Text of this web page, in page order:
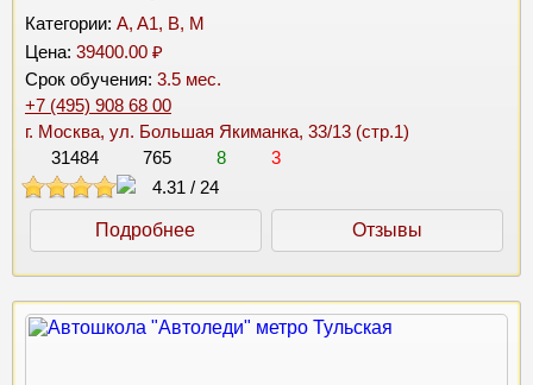
Категории: A, A1, B, M
Цена: 39400.00 ₽
Срок обучения: 3.5 мес.
+7 (495) 908 68 00
г. Москва, ул. Большая Якиманка, 33/13 (стр.1)
31484
765 8
3
4.31 / 24
Подробнее Отзывы